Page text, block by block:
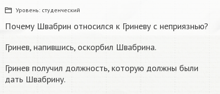
Уровень: студенческий
Почему Швабрин относился к Гриневу с неприязнью?
Гринев, напившись, оскорбил Швабрина.
Гринев получил должность, которую должны были
дать Швабрину.